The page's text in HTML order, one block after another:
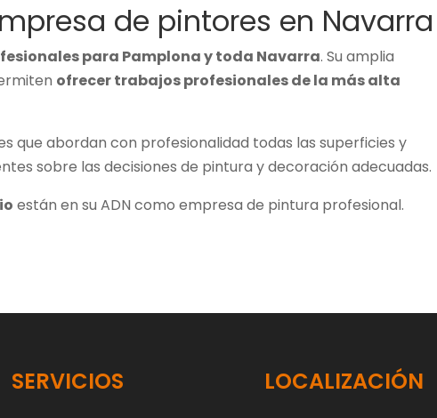
de pintores en Navarra
para Pamplona y toda Navarra. Su amplia
ofrecer trabajos profesionales de la más alta
que abordan con profesionalidad todas las superficies y
sobre las decisiones de pintura y decoración adecuadas.
están en su ADN como empresa de pintura profesional.
SERVICIOS LOCALIZACIÓN